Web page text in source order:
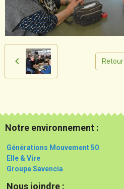
Retour
Notre environnement :
Générations Mouvement 50
Elle & Vire
Groupe Savencia
Nous joindre :